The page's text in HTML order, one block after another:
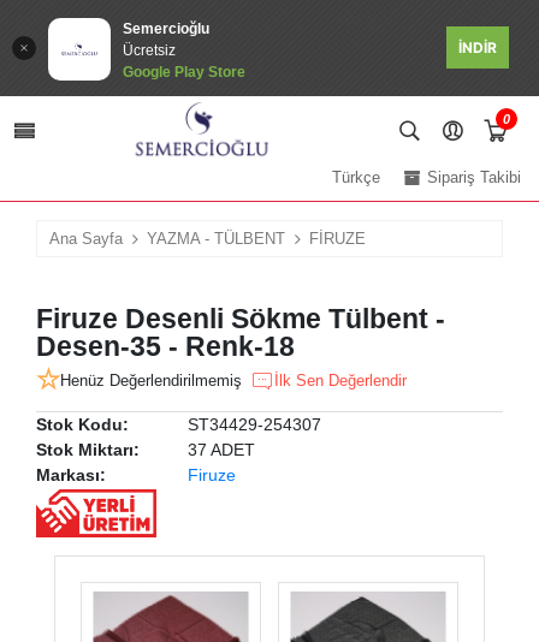
Semercioğlu
Ücretsiz
Google Play Store
İNDİR
0
Sipariş Takibi
Türkçe
Ana Sayfa YAZMA - TÜLBENT FİRUZE
Firuze Desenli Sökme Tülbent -
Desen-35 - Renk-18
Henüz Değerlendirilmemiş İlk Sen Değerlendir
Stok Kodu:
ST34429-254307
Stok Miktarı:
37 ADET
Markası:
Firuze